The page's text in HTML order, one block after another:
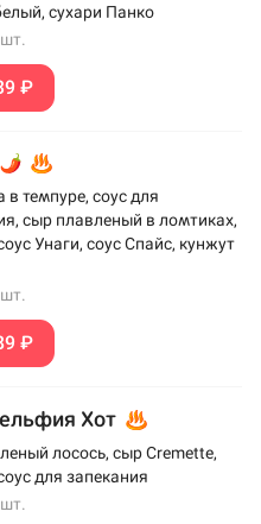
сухари Панко
₽
в темпуре, соус для
сыр плавленый в ломтиках,
Унаги, соус Спайс, кунжут
₽
Хот
лосось, сыр Cremette,
для запекания